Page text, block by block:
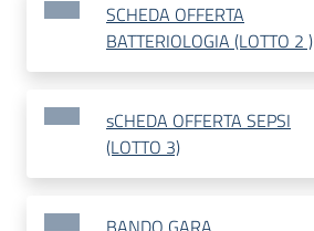
SCHEDA OFFERTA
BATTERIOLOGIA (LOTTO 2 )
sCHEDA OFFERTA SEPSI
(LOTTO 3)